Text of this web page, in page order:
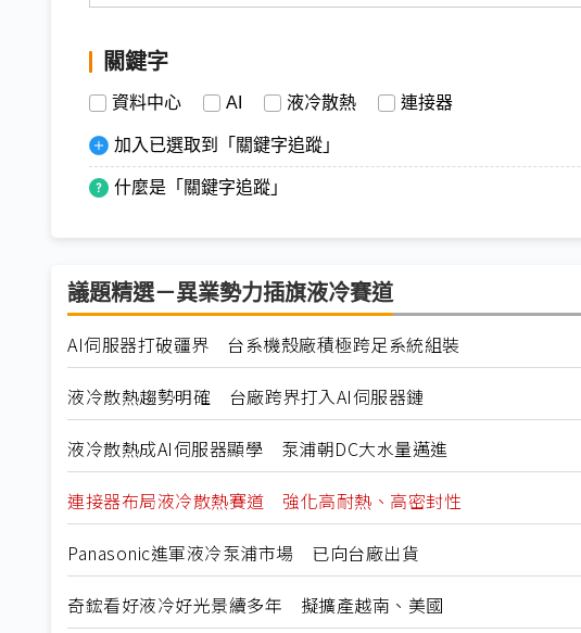
關鍵字
資料中心 AI 液冷散熱 連接器
加入已選取到「關鍵字追蹤」
什麼是「關鍵字追蹤」
議題精選－異業勢力插旗液冷賽道
AI伺服器打破疆界 台系機殼廠積極跨足系統組裝
液冷散熱趨勢明確 台廠跨界打入AI伺服器鏈
液冷散熱成AI伺服器顯學 泵浦朝DC大水量邁進
連接器布局液冷散熱賽道 強化高耐熱、高密封性
Panasonic進軍液冷泵浦市場 已向台廠出貨
奇鋐看好液冷好光景續多年 擬擴產越南、美國